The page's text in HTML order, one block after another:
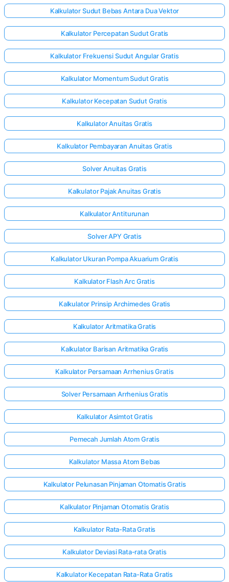
Kalkulator Sudut Bebas Antara Dua Vektor
Kalkulator Percepatan Sudut Gratis
Kalkulator Frekuensi Sudut Angular Gratis
Kalkulator Momentum Sudut Gratis
Kalkulator Kecepatan Sudut Gratis
Kalkulator Anuitas Gratis
Kalkulator Pembayaran Anuitas Gratis
Solver Anuitas Gratis
Kalkulator Pajak Anuitas Gratis
Kalkulator Antiturunan
Solver APY Gratis
Kalkulator Ukuran Pompa Akuarium Gratis
Kalkulator Flash Arc Gratis
Kalkulator Prinsip Archimedes Gratis
Kalkulator Aritmatika Gratis
Kalkulator Barisan Aritmatika Gratis
Kalkulator Persamaan Arrhenius Gratis
Solver Persamaan Arrhenius Gratis
Kalkulator Asimtot Gratis
Pemecah Jumlah Atom Gratis
Kalkulator Massa Atom Bebas
Kalkulator Pelunasan Pinjaman Otomatis Gratis
Kalkulator Pinjaman Otomatis Gratis
Kalkulator Rata-Rata Gratis
Kalkulator Deviasi Rata-rata Gratis
Kalkulator Kecepatan Rata-Rata Gratis